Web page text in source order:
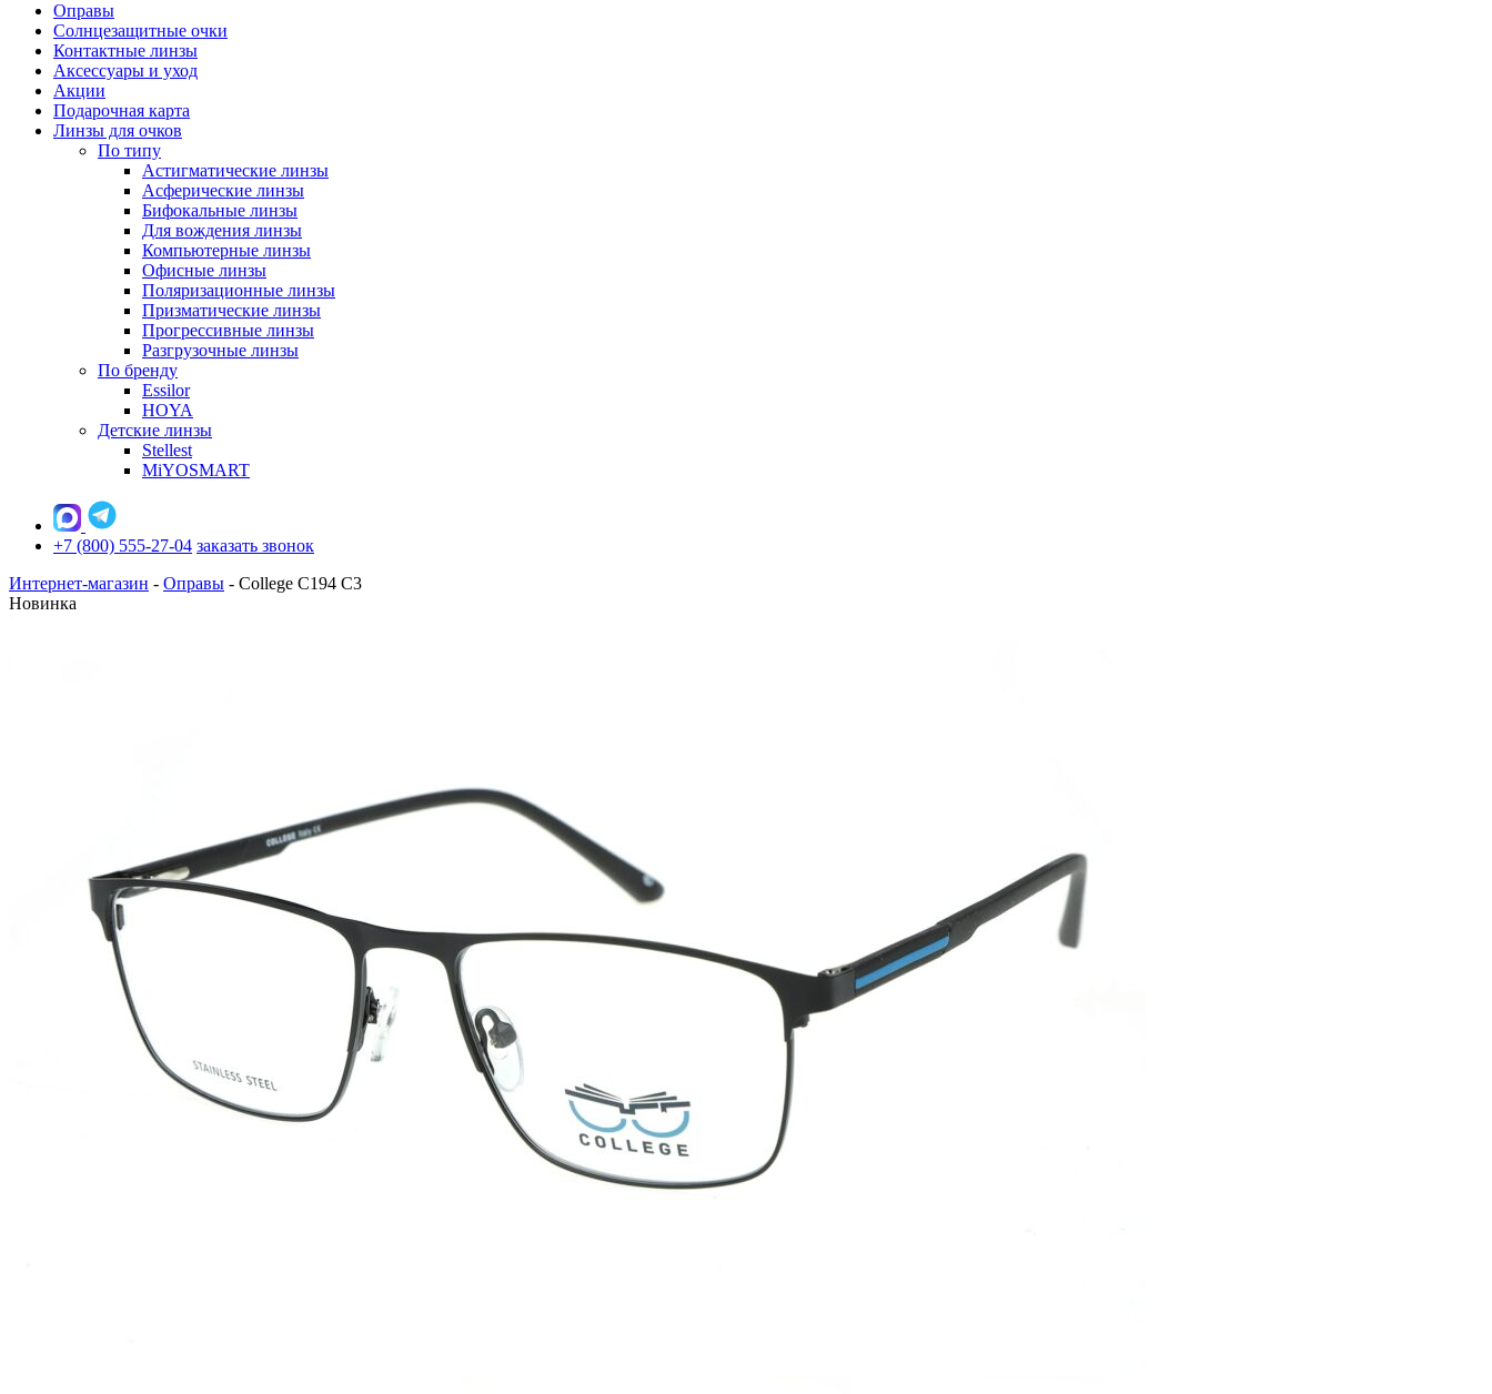
Оправы
Солнцезащитные очки
Контактные линзы
Аксессуары и уход
Акции
Подарочная карта
Линзы для очков
По типу
Астигматические линзы
Асферические линзы
Бифокальные линзы
Для вождения линзы
Компьютерные линзы
Офисные линзы
Поляризационные линзы
Призматические линзы
Прогрессивные линзы
Разгрузочные линзы
По бренду
Essilor
HOYA
Детские линзы
Stellest
MiYOSMART
+7 (800) 555-27-04 заказать звонок
Интернет-магазин - Оправы - College C194 C3
Новинка